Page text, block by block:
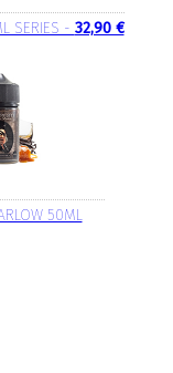
SERIES - 32,90 €
50ML